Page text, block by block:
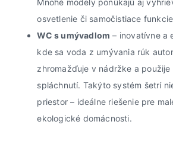
Mnohé modely ponúkajú aj
osvetlenie či samočistiace
WC s umývadlom – inovatívne a
kde sa voda z umývania rúk
zhromažďuje v nádržke a použije
spláchnutí. Takýto systém šetrí
priestor – ideálne riešenie pre
ekologické domácnosti.